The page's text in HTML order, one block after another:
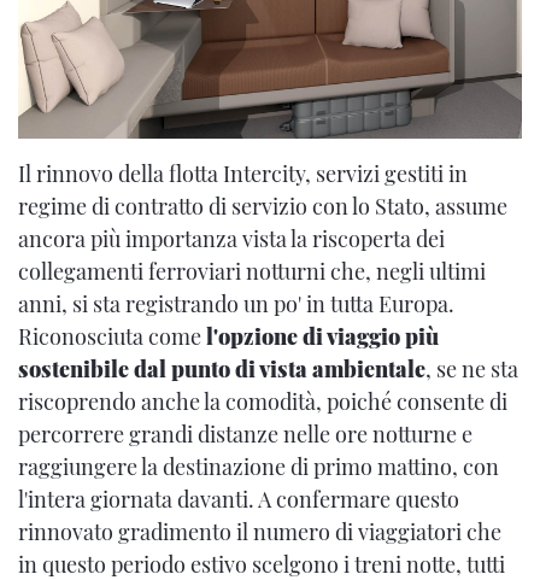
Il rinnovo della flotta Intercity, servizi gestiti in
regime di contratto di servizio con lo Stato, assume
ancora più importanza vista la riscoperta dei
collegamenti ferroviari notturni che, negli ultimi
anni, si sta registrando un po' in tutta Europa.
Riconosciuta comel'opzione di viaggio più
sostenibile dal punto di vista ambientale, se ne sta
riscoprendo anche la comodità, poiché consente di
percorrere grandi distanze nelle ore notturne e
raggiungere la destinazione di primo mattino, con
l'intera giornata davanti. A confermare questo
rinnovato gradimento il numero di viaggiatori che
in questo periodo estivo scelgono i treni notte, tutti